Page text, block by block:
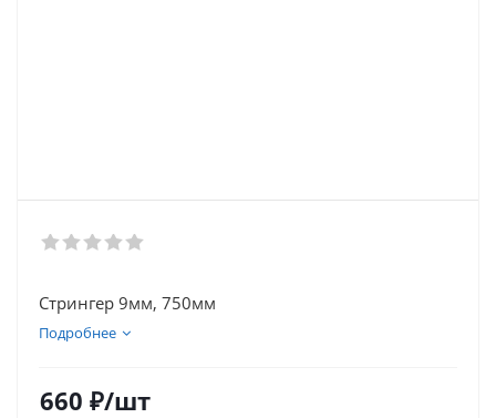
Стрингер 9мм, 750мм
Подробнее
660 ₽/шт